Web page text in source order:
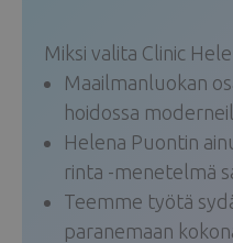
Miksi valita Clinic
Maailmanluokan
hoidossa
Helena Puontin
rinta -menetelmä
Teemme työtä
paranemaan